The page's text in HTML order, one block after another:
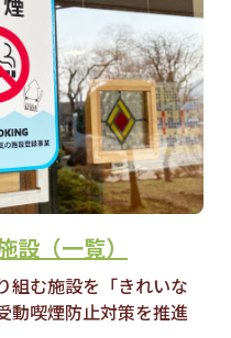
設（一覧）
組む施設を「きれいな
動喫煙防止対策を推進